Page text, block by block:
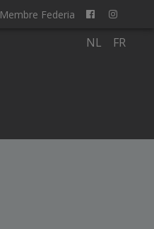
Membre Federia
NL FR